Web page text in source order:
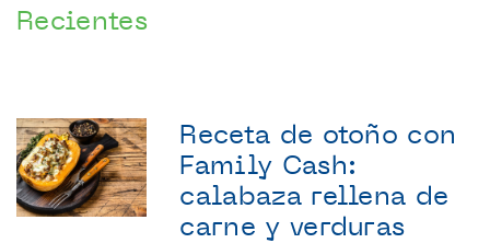
Recientes
Receta de otoño con
Family Cash:
calabaza rellena de
carne y verduras